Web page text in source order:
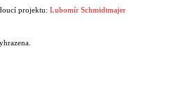
projektu: Lubomír Schmidtmajer